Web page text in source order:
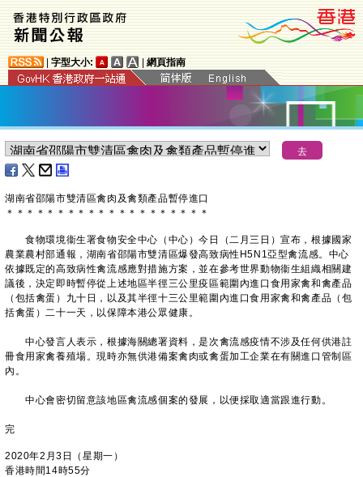
字型大小: 網頁指南
湖南省邵陽市雙清區禽肉及禽類產品暫停進口
＊ ＊ ＊ ＊ ＊ ＊ ＊ ＊ ＊ ＊ ＊ ＊ ＊ ＊ ＊ ＊ ＊ ＊ ＊ ＊
​食物環境衞生署食物安全中心（中心）今日（二月三日）宣布，根據國家
農業農村部通報，湖南省邵陽市雙清區爆發高致病性H5N1亞型禽流感。中心
依據既定的高致病性禽流感應對措施方案，並在參考世界動物衞生組織相關建
議後，決定即時暫停從上述地區半徑三公里疫區範圍內進口食用家禽和禽產品
（包括禽蛋）九十日，以及其半徑十三公里範圍內進口食用家禽和禽產品（包
括禽蛋）二十一天，以保障本港公眾健康。
中心發言人表示，根據海關總署資料，是次禽流感疫情不涉及任何供港註
冊食用家禽養殖場。現時亦無供港備案禽肉或禽蛋加工企業在有關進口管制區
內。
中心會密切留意該地區禽流感個案的發展，以便採取適當跟進行動。
完
2020年2月3日（星期一）
香港時間14時55分